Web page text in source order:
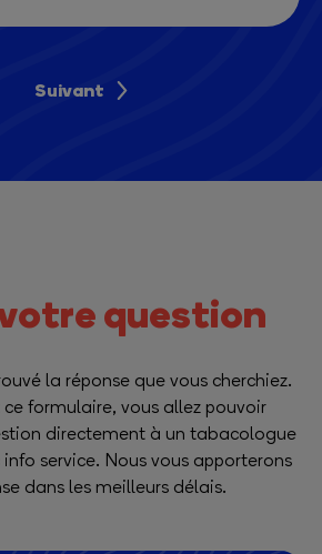
Suivant
question
la réponse que vous cherchiez.
ce formulaire, vous allez pouvoir
directement à un tabacologue
service. Nous vous apporterons
dans les meilleurs délais.